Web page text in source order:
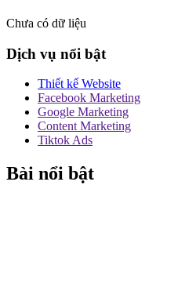
Chưa có dữ liệu
Dịch vụ nổi bật
Thiết kế Website
Facebook Marketing
Google Marketing
Content Marketing
Tiktok Ads
Bài nổi bật